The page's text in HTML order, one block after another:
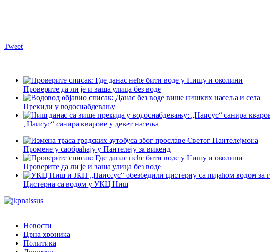
Tweet
Проверите да ли је и ваша улица без воде
Прекиди у водоснабдевању
„Наисус“ санира кварове у девет насеља
Промене у саобраћају у Пантелеју за викенд
Проверите да ли је и ваша улица без воде
Цистерна са водом у УКЦ Ниш
Новости
Црна хроника
Политика